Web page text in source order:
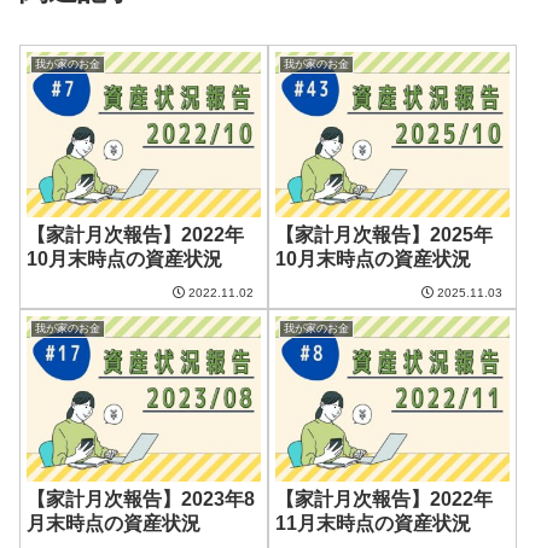
我が家のお金
【家計月次報告】2022年
10月末時点の資産状況
2022.11.02
我が家のお金
【家計月次報告】2025年
10月末時点の資産状況
2025.11.03
我が家のお金
【家計月次報告】2023年8
月末時点の資産状況
我が家のお金
【家計月次報告】2022年
11月末時点の資産状況